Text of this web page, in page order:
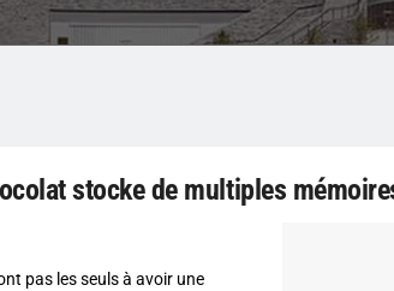
stocke de multiples
pas les seuls à avoir une